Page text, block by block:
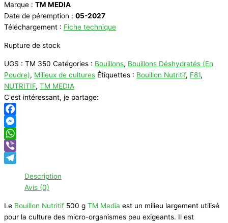
Marque : TM MEDIA
Date de péremption : 05-2027
Téléchargement : Fiche technique
Rupture de stock
UGS : TM 350 Catégories : Bouillons, Bouillons Déshydratés (En
Poudre), Milieux de cultures Étiquettes : Bouillon Nutritif, F81,
NUTRITIF, TM MEDIA
C'est intéressant, je partage:
Facebook
Messenger
WhatsApp
Viber
Description
Avis (0)
Le Bouillon Nutritif 500 g TM Media est un milieu largement utilisé
pour la culture des micro-organismes peu exigeants. Il est